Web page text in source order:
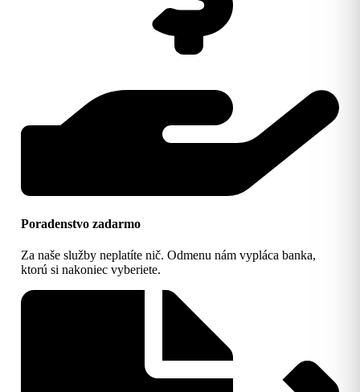
Poradenstvo zadarmo
Za naše služby neplatíte nič. Odmenu nám vypláca banka,
ktorú si nakoniec vyberiete.